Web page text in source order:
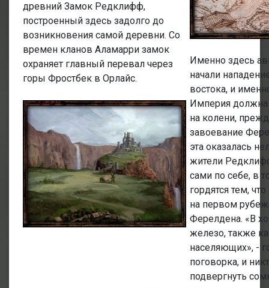
древний Замок Редклифф,
построенный здесь задолго до
возникновения самой деревни. Со
времен кланов Аламарри замок
охраняет главный перевал через
горы Фростбек в Орлайс.
Именно здесь
начали
востока, и
Империя
на колени,
завоевание
эта оказалась
жители
сами по себе, в
гордятся тем,
на первом
Ферелдена. «В
железо, также
населяющих», -
поговорка, и
подвергнуть